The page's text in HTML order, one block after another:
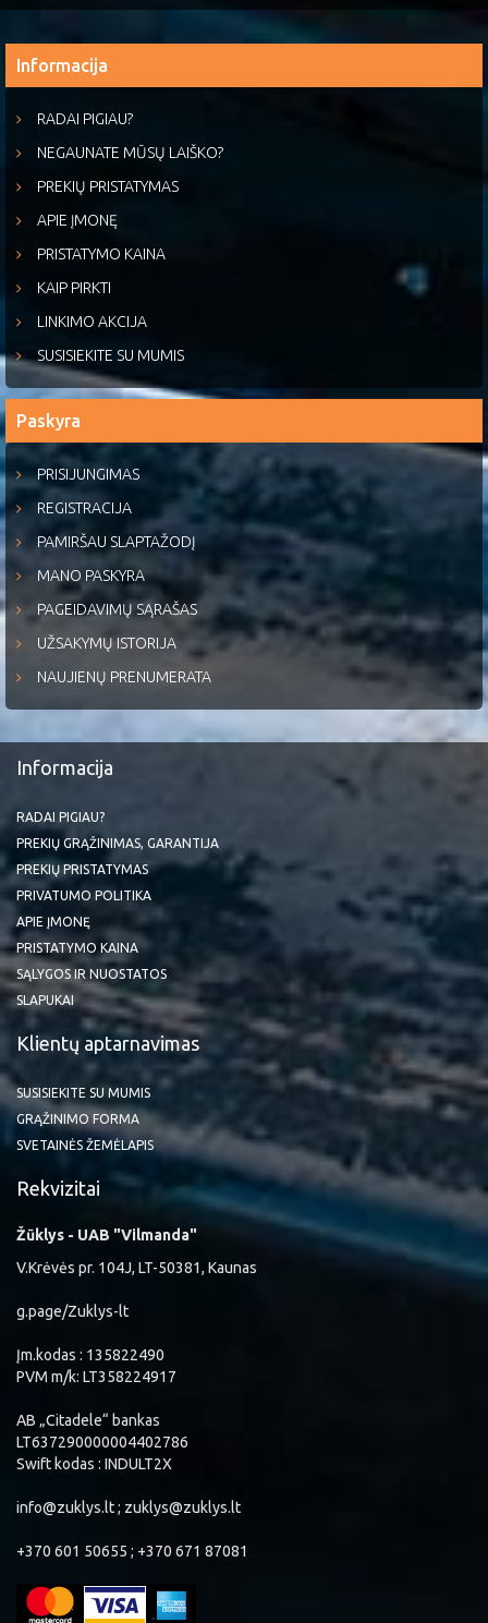
Informacija
RADAI PIGIAU?
NEGAUNATE MŪSŲ LAIŠKO?
PREKIŲ PRISTATYMAS
APIE ĮMONĘ
PRISTATYMO KAINA
KAIP PIRKTI
LINKIMO AKCIJA
SUSISIEKITE SU MUMIS
Paskyra
PRISIJUNGIMAS
REGISTRACIJA
PAMIRŠAU SLAPTAŽODĮ
MANO PASKYRA
PAGEIDAVIMŲ SĄRAŠAS
UŽSAKYMŲ ISTORIJA
NAUJIENŲ PRENUMERATA
Informacija
RADAI PIGIAU?
PREKIŲ GRĄŽINIMAS, GARANTIJA
PREKIŲ PRISTATYMAS
PRIVATUMO POLITIKA
APIE ĮMONĘ
PRISTATYMO KAINA
SĄLYGOS IR NUOSTATOS
SLAPUKAI
Klientų aptarnavimas
SUSISIEKITE SU MUMIS
GRĄŽINIMO FORMA
SVETAINĖS ŽEMĖLAPIS
Rekvizitai
Žūklys - UAB "Vilmanda"
V.Krėvės pr. 104J, LT-50381, Kaunas
g.page/Zuklys-lt
Įm.kodas : 135822490
PVM m/k: LT358224917
AB „Citadele“ bankas
LT637290000004402786
Swift kodas : INDULT2X
info@zuklys.lt ; zuklys@zuklys.lt
+370 601 50655 ; +370 671 87081